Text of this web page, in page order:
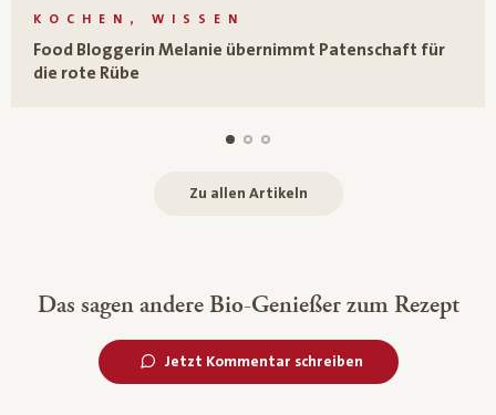
KOCHEN, WISSEN
Food Bloggerin Melanie übernimmt Patenschaft für
die rote Rübe
Zu allen Artikeln
Das sagen andere Bio-Genießer zum Rezept
Jetzt Kommentar schreiben